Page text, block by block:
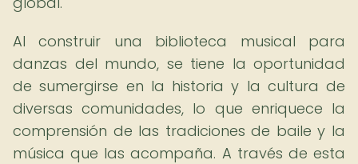
Al construir una biblioteca musical para
danzas del mundo, se tiene la oportunidad
de sumergirse en la historia y la cultura de
diversas comunidades, lo que enriquece la
comprensión de las tradiciones de baile y la
música que las acompaña. A través de esta